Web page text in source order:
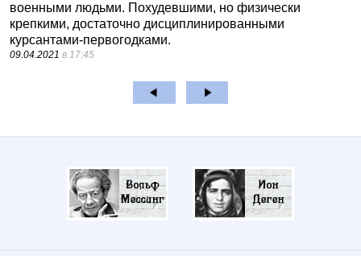
военными людьми. Похудевшими, но физически
крепкими, достаточно дисциплинированными
курсантами-первогодками.
09.04.2021 в 17:45